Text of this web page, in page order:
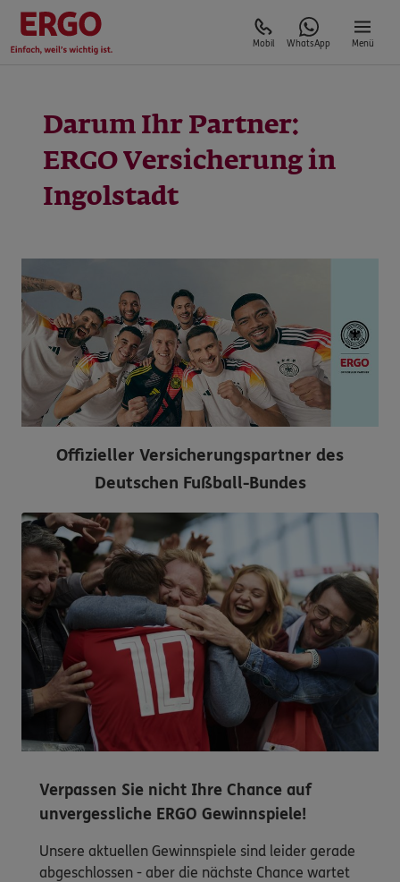
Mobil WhatsApp Menü
Darum Ihr Partner:
ERGO Versicherung in
Ingolstadt
Offizieller Versicherungspartner des
Deutschen Fußball-Bundes
Verpassen Sie nicht Ihre Chance auf
unvergessliche ERGO Gewinnspiele!
Unsere aktuellen Gewinnspiele sind leider gerade
abgeschlossen - aber die nächste Chance wartet